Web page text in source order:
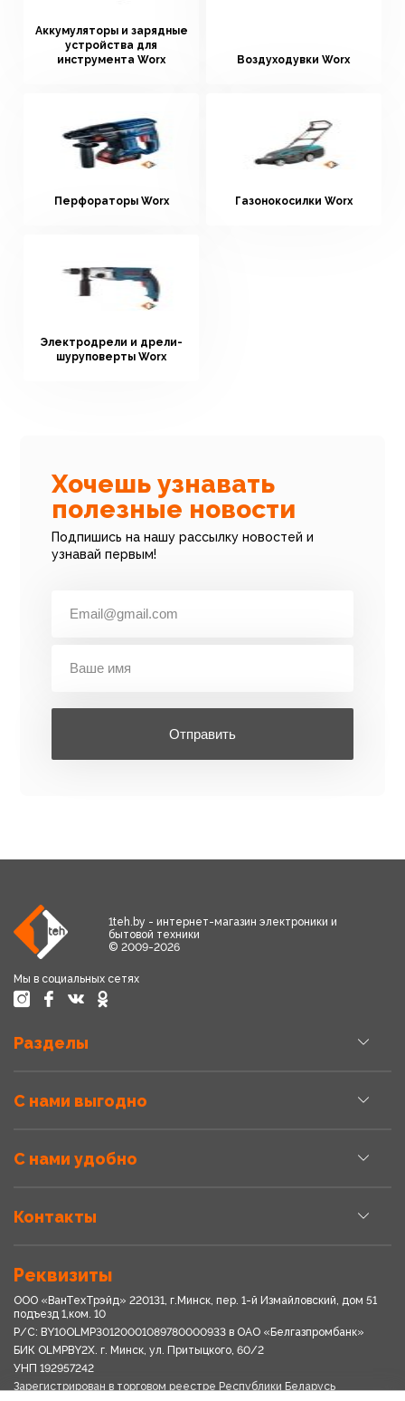
Аккумуляторы и зарядные
устройства для
инструмента Worx
Воздуходувки Worx
Перфораторы Worx Газонокосилки Worx
Электродрели и дрели-
шуруповерты Worx
Хочешь узнавать
полезные новости
Подпишись на нашу рассылку новостей и
узнавай первым!
Отправить
1teh.by - интернет-магазин электроники и
бытовой техники
© 2009-2026
Мы в социальных сетях
Разделы
С нами выгодно
С нами удобно
Контакты
Реквизиты
ООО «ВанТехТрэйд» 220131, г.Минск, пер. 1-й Измайловский, дом 51
подъезд 1,ком. 10
Р/С: BY10OLMP30120001089780000933 в OАО «Белгазпромбанк»
БИК OLMPBY2X. г. Минск, ул. Притыцкого, 60/2
УНП 192957242
Зарегистрирован в торговом реестре Республики Беларусь